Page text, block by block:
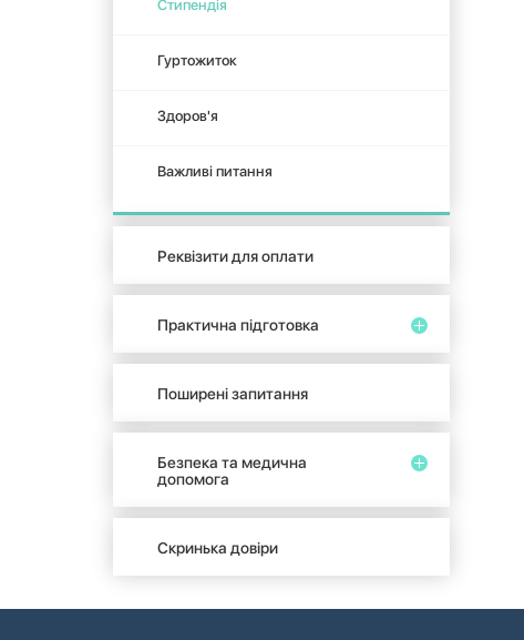
Стипендія
Гуртожиток
Здоров'я
Важливі питання
Реквізити для оплати
Практична підготовка
Поширені запитання
Безпека та медична
допомога
Скринька довіри